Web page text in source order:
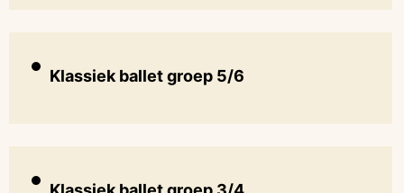
Klassiek ballet groep 5/6